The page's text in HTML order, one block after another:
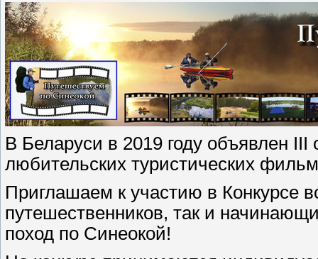
В Беларуси в 2019 году объявлен III
любительских туристических
Приглашаем к участию в Конкурсе
путешественников, так и
поход по Синеокой!